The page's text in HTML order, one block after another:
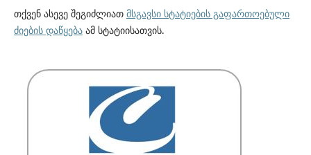
თქვენ ასევე შეგიძლიათ მსგავსი სტატიების გაფართოებული
ძიების დაწყებაამ სტატიისათვის.